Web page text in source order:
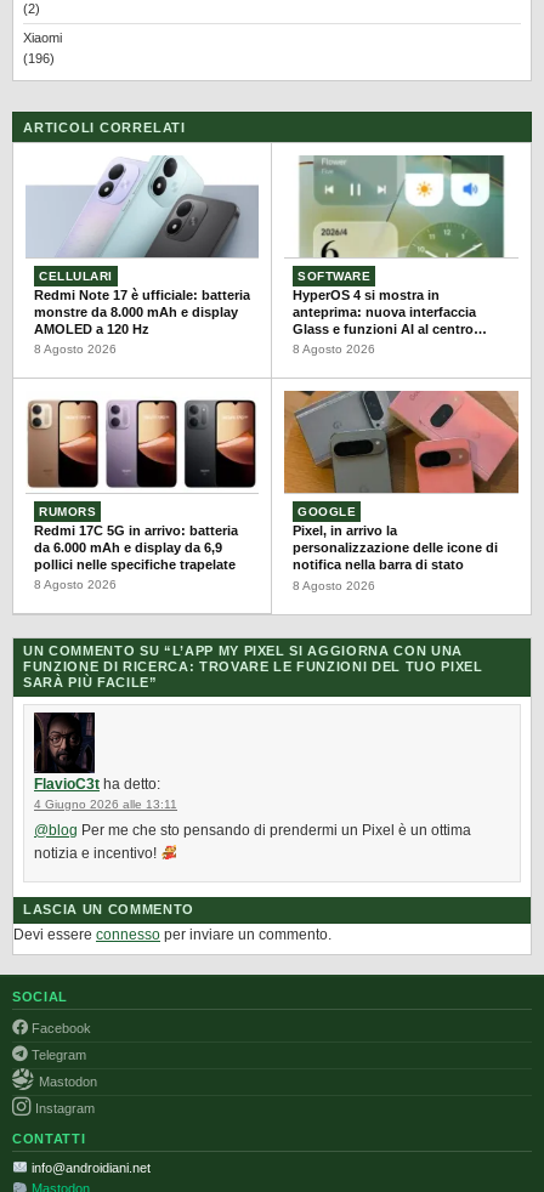
(2)
Xiaomi
(196)
ARTICOLI CORRELATI
CELLULARI
Redmi Note 17 è ufficiale: batteria
monstre da 8.000 mAh e display
AMOLED a 120 Hz
8 Agosto 2026
SOFTWARE
HyperOS 4 si mostra in
anteprima: nuova interfaccia
Glass e funzioni AI al centro
dell’aggiornamento
8 Agosto 2026
RUMORS
Redmi 17C 5G in arrivo: batteria
da 6.000 mAh e display da 6,9
pollici nelle specifiche trapelate
8 Agosto 2026
GOOGLE
Pixel, in arrivo la
personalizzazione delle icone di
notifica nella barra di stato
8 Agosto 2026
UN COMMENTO SU “L’APP MY PIXEL SI AGGIORNA CON UNA
FUNZIONE DI RICERCA: TROVARE LE FUNZIONI DEL TUO PIXEL
SARÀ PIÙ FACILE”
FlavioC3t ha detto:
4 Giugno 2026 alle 13:11
@blog Per me che sto pensando di prendermi un Pixel è un ottima
notizia e incentivo!
LASCIA UN COMMENTO
Devi essere connesso per inviare un commento.
SOCIAL
Facebook
Telegram
Mastodon
Instagram
CONTATTI
info@androidiani.net
Mastodon